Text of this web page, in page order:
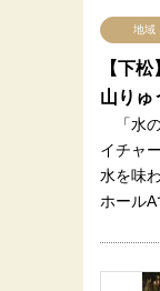
地域
【下
山りゅ
「水の
イチャ
水を味
ホールA